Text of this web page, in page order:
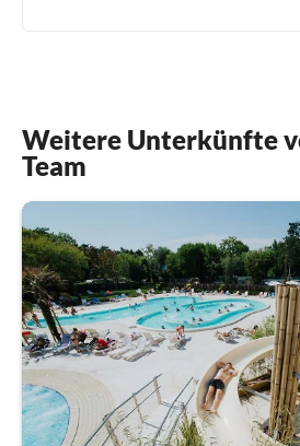
Weitere Unterkünfte
Team